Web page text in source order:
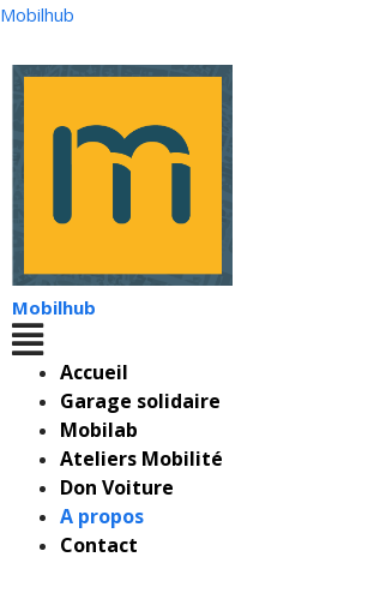
Mobilhub
Mobilhub
Accueil
Garage solidaire
Mobilab
Ateliers Mobilité
Don Voiture
A propos
Contact